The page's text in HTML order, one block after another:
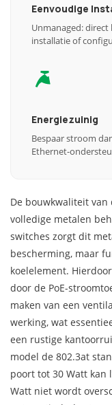
Eenvoudige
Unmanaged:
installatie of
Energiezuinig
Bespaar stroom
Ethernet-
De bouwkwaliteit van
volledige metalen
switches zorgt dit
bescherming, maar
koelelement.
door de PoE-
maken van een
werking, wat
een rustige
model de 802.3at
poort tot 30 Watt kan
Watt niet wordt